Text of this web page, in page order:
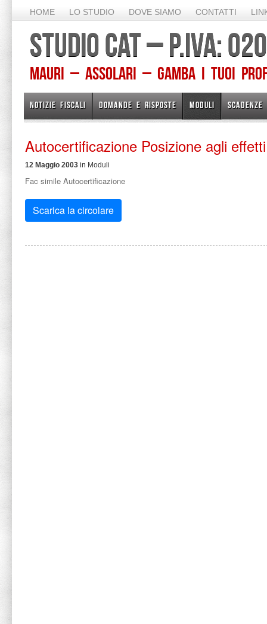
HOME LO STUDIO DOVE SIAMO CONTATTI
STUDIO CAT – P.IVA:
Mauri – Assolari – Gamba I TUOI
NOTIZIE FISCALI DOMANDE E RISPOSTE MODULI SCADENZE
Autocertificazione Posizione agli
12 Maggio 2003 in Moduli
Fac simile Autocertificazione
Scarica la circolare